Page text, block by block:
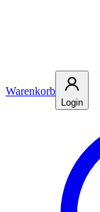
Warenkorb
Login